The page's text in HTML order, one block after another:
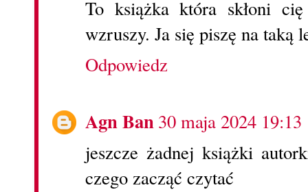
To książka która skłoni
wzruszy. Ja się piszę na taką
Odpowiedz
Agn Ban30 maja 2024 19:13
jeszcze żadnej książki
czego zacząć czytać